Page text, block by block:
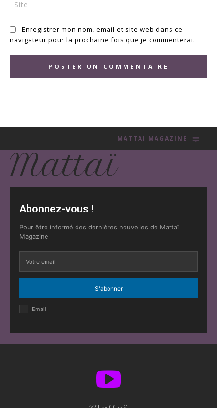
:
Enregistrer mon nom, email et site web dans ce
navigateur pour la prochaine fois que je commenterai.
MATTAI MAGAZINE
Mattaï
Abonnez-vous !
Pour être informé des dernières nouvelles de Mattaï
Magazine
S'abonner
Email